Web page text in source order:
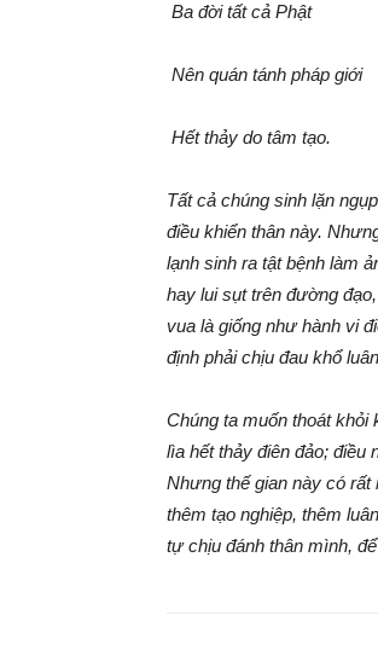
Ba đời tất cả Phật
Nên quán tánh pháp giới
Hết thảy do tâm tạo.
Tất cả chúng sinh lặn
điều khiển thân này.
lạnh sinh ra tật bệnh làm
hay lui sụt trên đường
vua là giống như hành vi
định phải chịu đau khổ
Chúng ta muốn thoát khỏi
lìa hết thảy điên đảo; điều
Nhưng thế gian này có rất
thêm tạo nghiệp, thêm
tự chịu đánh thân mình,